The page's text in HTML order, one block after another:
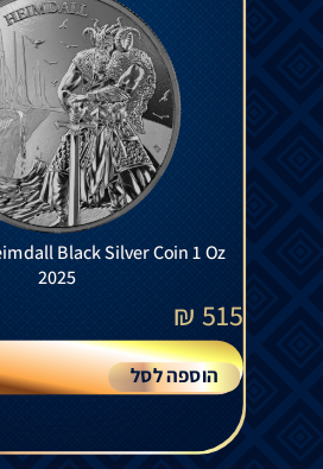
Black Silver Coin 1 Oz
2025
515
₪
הוספה לסל